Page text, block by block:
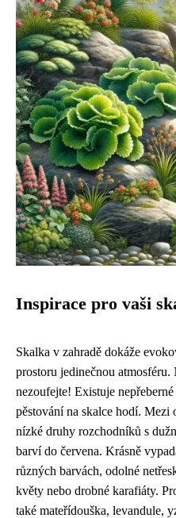
Inspirace pro vaši
Skalka v zahradě dokáže
prostoru jedinečnou
nezoufejte! Existuje
pěstování na skalce hodí.
nízké druhy rozchodníků s
barví do červena. Krásně
různých barvách, odolné
květy nebo drobné karafiáty.
také mateřídouška, levandule,